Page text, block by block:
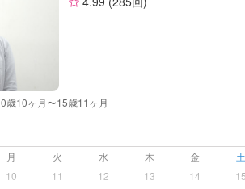
0歳10ヶ月〜15歳11ヶ月
月 火 水 木 金
10 11 12 13 14